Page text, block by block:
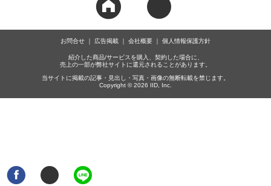
お問合せ 広告掲載 会社概要 個人情報保護方針
紹介した商品/サービスを購入、契約した場合に、
売上の一部が弊社サイトに還元されることがあります。
当サイトに掲載の記事・見出し・写真・画像の無断転載を禁じます。
Copyright © 2026 IID, Inc.